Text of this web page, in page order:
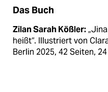
Das Buch
Zilan Sarah Kößler:
heißt“. Illustriert von
Berlin 2025, 42 Seiten,